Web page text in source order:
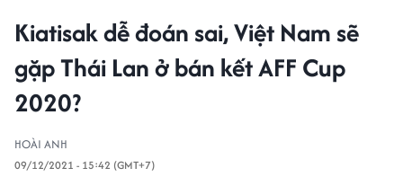
Kiatisak dễ đoán sai, Việt Nam sẽ
gặp Thái Lan ở bán kết AFF Cup
2020?
HOÀI ANH
09/12/2021 - 15:42 (GMT+7)